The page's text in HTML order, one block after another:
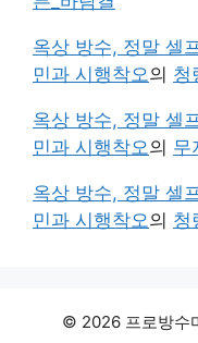
옥상 방수, 정말 셀
민과 시행착오의 청
옥상 방수, 정말 셀
민과 시행착오의 무
옥상 방수, 정말 셀
민과 시행착오의 청
© 2026 프로방수